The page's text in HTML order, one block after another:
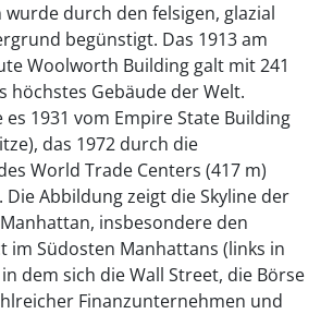
durch den felsigen, glazial
begünstigt. Das 1913 am
Woolworth Building galt mit 241
höchstes Gebäude der Welt.
1931 vom Empire State Building
das 1972 durch die
World Trade Centers (417 m)
Abbildung zeigt die Skyline der
insbesondere den
im Südosten Manhattans (links in
dem sich die Wall Street, die Börse
Finanzunternehmen und